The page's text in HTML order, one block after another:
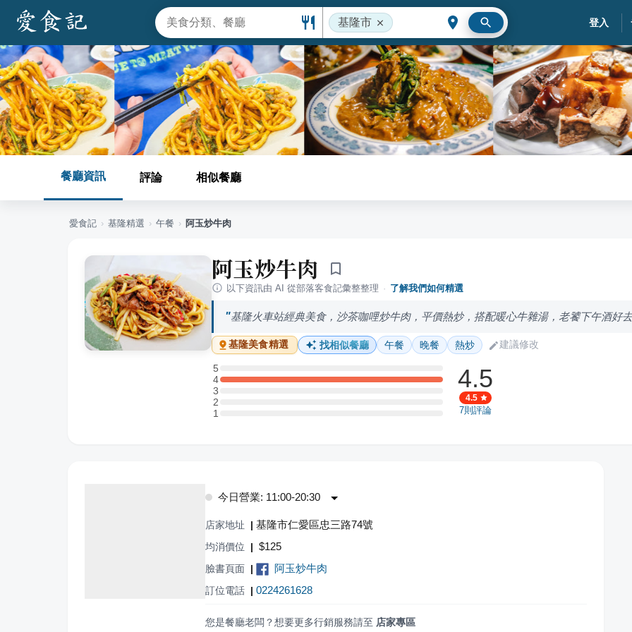
基隆市 登入
餐廳資訊 評論 相似餐廳
愛食記 › 基隆精選 › 午餐 › 阿玉炒牛肉
阿玉炒牛肉
以下資訊由 AI 從部落客食記彙整整理 · 了解我們如何精選
基隆火車站經典美食，沙茶咖哩炒牛肉，平價熱炒，搭配暖心牛雜湯，老饕下午酒好
基隆美食精選 找相似餐廳 午餐 晚餐 熱炒 建議修改
5
5 星：0 則評論
4
4 星：1 則評論
3
3 星：0 則評論
2
2 星：0 則評論
11 星：0 則評論
4.5
4.5
7則評論
今日營業: 11:00-20:30
店家地址 | 基隆市仁愛區忠三路74號
均消價位 | $125
臉書頁面 | 阿玉炒牛肉
訂位電話 | 0224261628
您是餐廳老闆？想要更多行銷服務請至 店家專區